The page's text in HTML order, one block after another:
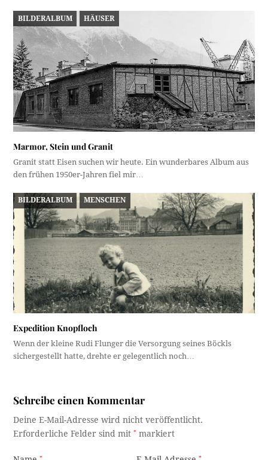
BILDERALBUM HÄUSER
Marmor, Stein und Granit
Granit statt Eisen suchen wir heute. Ein wunderbares Album aus
den frühen 1950er-Jahren fiel mir…
BILDERALBUM MENSCHEN
Expedition Knopfloch
Wenn der kleine Rudi Flunger die Versorgung seines Böckls
sichergestellt hatte, drehte er gelegentlich noch…
Schreibe einen Kommentar
Deine E-Mail-Adresse wird nicht veröffentlicht.
Erforderliche Felder sind mit* markiert
* *